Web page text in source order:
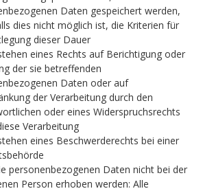
Daten gespeichert werden,
dies nicht möglich ist, die Kriterien für
dieser Dauer
eines Rechts auf Berichtigung oder
der sie betreffenden
Daten oder auf
der Verarbeitung durch den
oder eines Widerspruchsrechts
Verarbeitung
eines Beschwerderechts bei einer
personenbezogenen Daten nicht bei der
Person erhoben werden: Alle